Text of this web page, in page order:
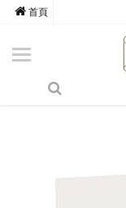
首頁
商品總覽
心道書庫
靈鷲叢書